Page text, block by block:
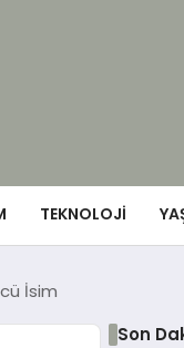
TEKNOLOJI
İsim
Son